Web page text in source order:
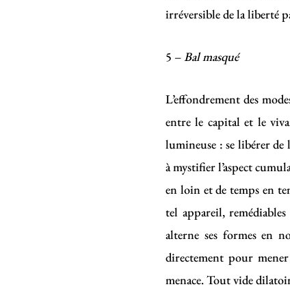
irréversible de la liberté
5 –Bal masqué
L’effondrement des
entre le capital et le
lumineuse : se libérer de
à mystifier l’aspect
en loin et de temps en
tel appareil,
alterne ses formes en
directement pour
menace. Tout vide